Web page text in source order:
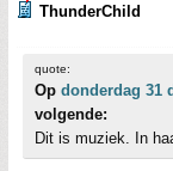
ThunderChild
quote:
Op donderdag 31
volgende:
Dit is muziek. In